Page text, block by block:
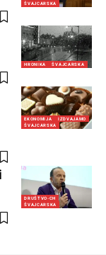
ŠVAJCARSKA
HRONIKA ŠVAJCARSKA
EKONOMIJA
IZDVAJAMO
ŠVAJCARSKA
DRUŠTVO-CH
ŠVAJCARSKA